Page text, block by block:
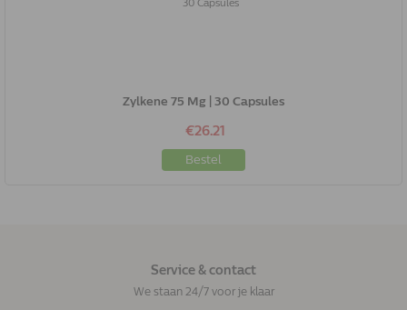
Zylkene 75 Mg | 30 Capsules
€26.21
Bestel
Service & contact
We staan 24/7 voor je klaar